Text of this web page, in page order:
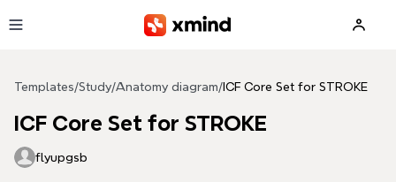
Templates/Study/Anatomy diagram/ ICF Core Set for STROKE
ICF Core Set for STROKE
flyupgsb